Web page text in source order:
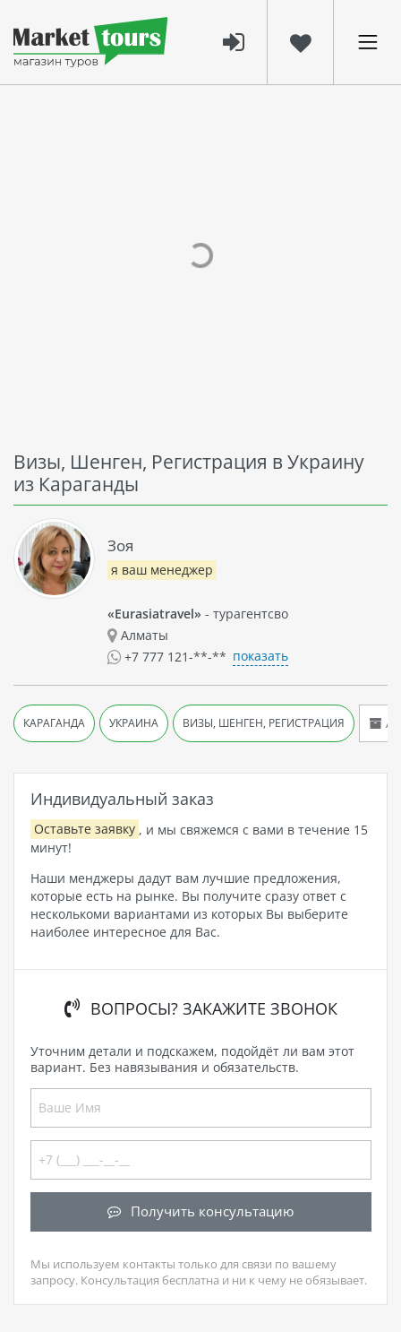
Визы, Шенген, Регистрация в Украину
из Караганды
Индивидуальный заказ
Оставьте заявку , и мы свяжемся с вами в течение 15
минут!
Наши менджеры дадут вам лучшие предложения,
которые есть на рынке. Вы получите сразу ответ с
несколькоми вариантами из которых Вы выберите
наиболее интересное для Вас.
ВОПРОСЫ? ЗАКАЖИТЕ ЗВОНОК
Уточним детали и подскажем, подойдёт ли вам этот
вариант. Без навязывания и обязательств.
Получить консультацию
Мы используем контакты только для связи по вашему
запросу. Консультация бесплатна и ни к чему не обязывает.
Зоя
я ваш менеджер
«Eurasiatravel» - турагентсво
Алматы
+7 777 121-**-** показать
КАРАГАНДА УКРАИНА ВИЗЫ, ШЕНГЕН, РЕГИСТРАЦИЯ